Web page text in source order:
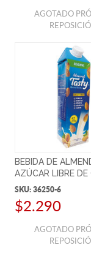
AGOTADO
BEBIDA DE
AZÚCAR LIBRE DE
1L
SKU: 36250-6
$2.290
AGOTADO